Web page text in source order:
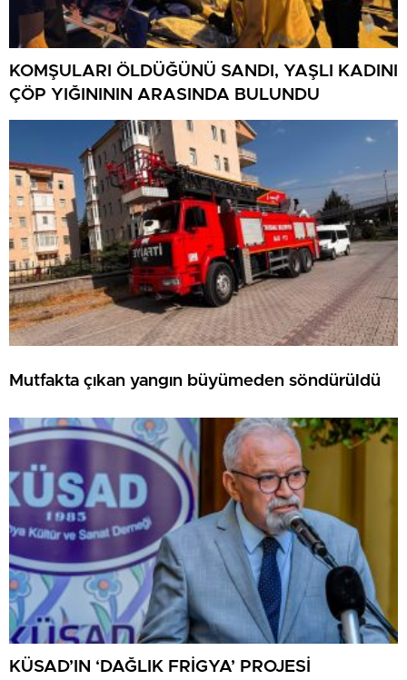
KOMŞULARI ÖLDÜĞÜNÜ SANDI, YAŞLI KADINI
ÇÖP YIĞINININ ARASINDA BULUNDU
Mutfakta çıkan yangın büyümeden söndürüldü
KÜSAD’IN ‘DAĞLIK FRİGYA’ PROJESİ